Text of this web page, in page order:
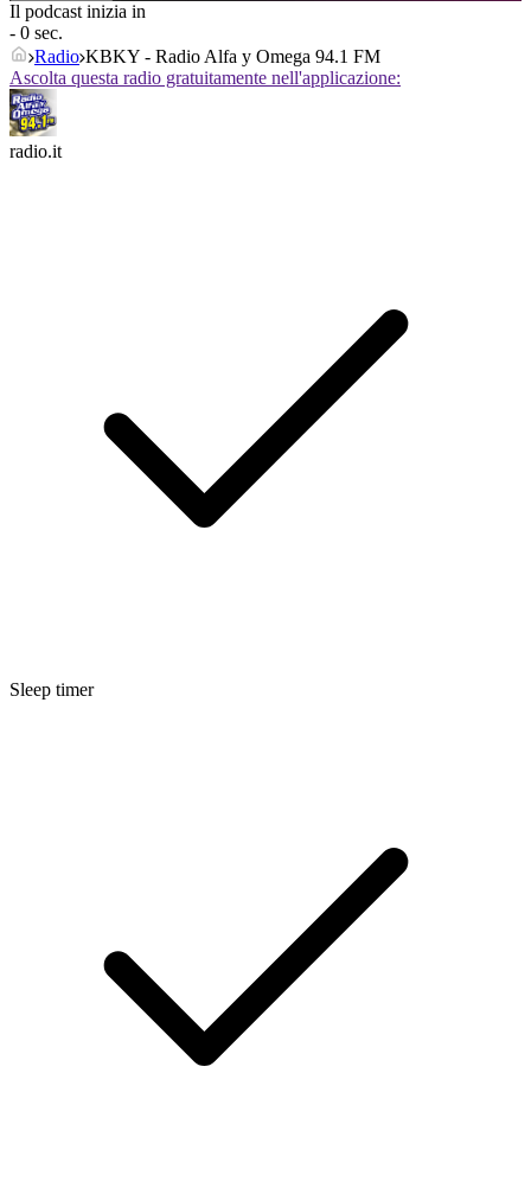
Il podcast inizia in
- 0 sec.
Radio KBKY - Radio Alfa y Omega 94.1 FM
Ascolta questa radio gratuitamente nell'applicazione:
radio.it
Sleep timer